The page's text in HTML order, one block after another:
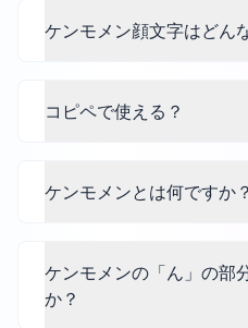
ケンモメン顔文字はどん
コピペで使える？
ケンモメンとは何ですか？
ケンモメンの「ん」の部
か？